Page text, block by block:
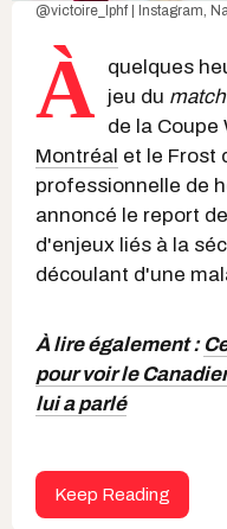
@victoire_lphf | Instagram
À
quelques
jeu du match
de la Coupe
Montréal et le Frost
professionnelle de
annoncé le report
d'enjeux liés à la
découlant d'une
À lire également :
pour voir le
lui a parlé
Keep Reading